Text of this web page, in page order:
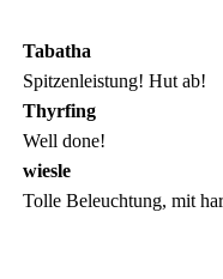
Tabatha
Spitzenleistung! Hut ab!
Thyrfing
Well done!
wiesle
Tolle Beleuchtung, mit